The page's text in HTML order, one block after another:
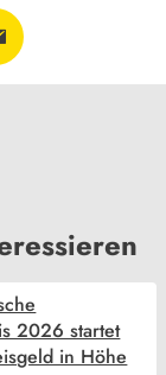
2026 startet
in Höhe